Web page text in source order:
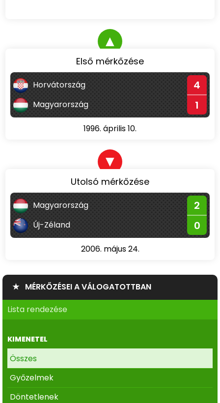
▲
Első mérkőzése
Horvátország 4
Magyarország 1
1996. április 10.
▼
Utolsó mérkőzése
Magyarország 2
Új-Zéland 0
2006. május 24.
★ MÉRKŐZÉSEI A VÁLOGATOTTBAN
Lista rendezése
KIMENETEL
Összes
Győzelmek
Döntetlenek